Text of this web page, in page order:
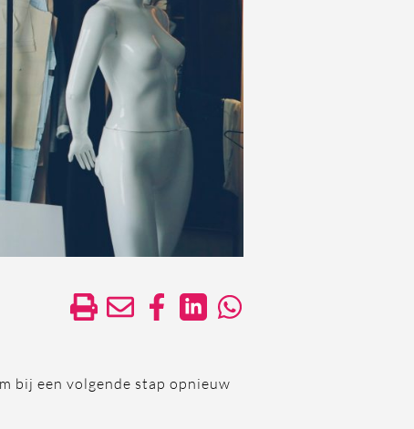
bij een volgende stap opnieuw